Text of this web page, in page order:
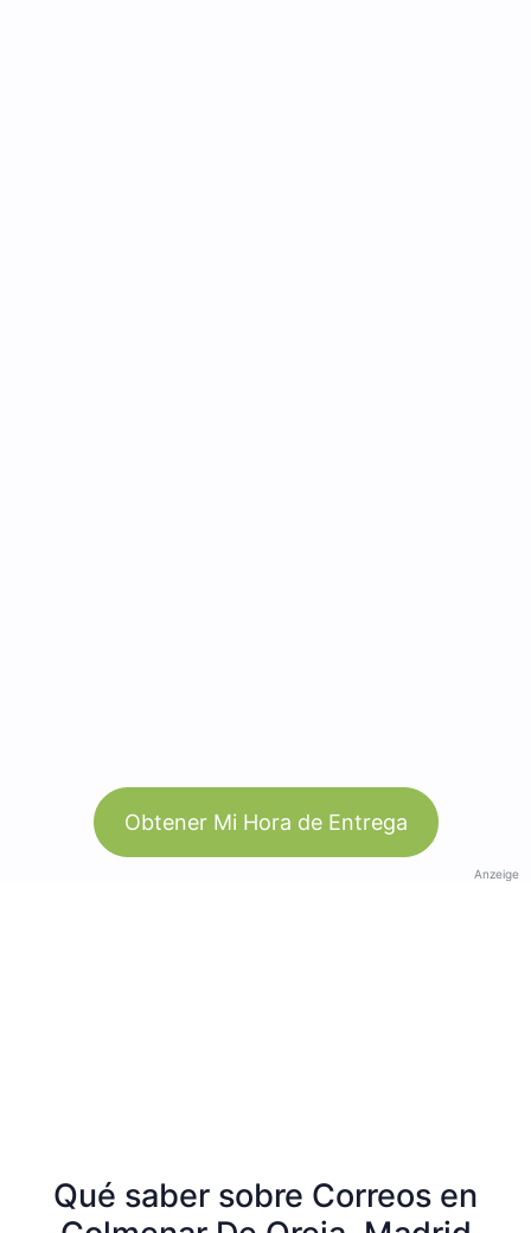
Obtener Mi Hora de Entrega
Anzeige
Qué saber sobre Correos en